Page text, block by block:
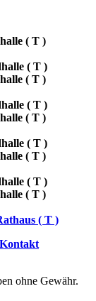
( T )
( T )
( T )
( T )
( T )
( T )
( T )
( T )
( T )
( T )
ohne Gewähr.